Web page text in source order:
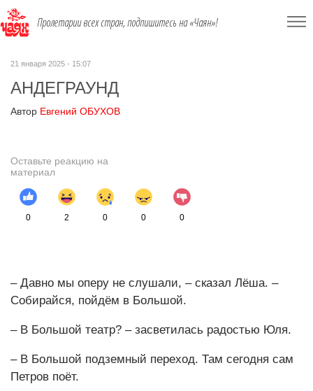
Пролетарии всех стран, подпишитесь на «Чаян»!
21 января 2025 - 15:07
АНДЕГРАУНД
Автор Евгений ОБУХОВ
Оставьте реакцию на
материал
0 2 0 0 0
– Давно мы оперу не слушали, – сказал Лёша. –
Собирайся, пойдём в Большой.
– В Большой театр? – засветилась радостью Юля.
– В Большой подземный переход. Там сегодня сам
Петров поёт.